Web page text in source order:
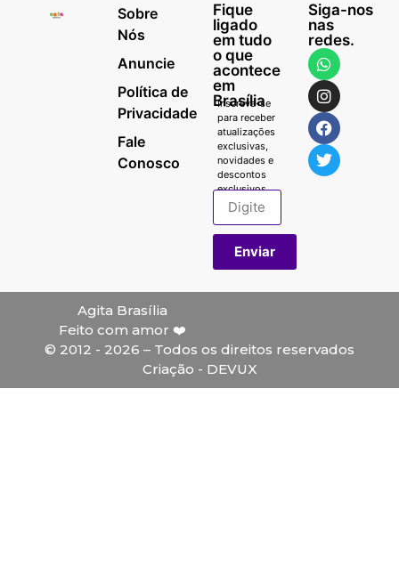
Sobre
Nós
Anuncie
Política de
Privacidade
Fale
Conosco
Fique
ligado
em tudo
o que
acontece
em
Brasília
Inscreva-se
para receber
atualizações
exclusivas,
novidades e
descontos
exclusivos.
Enviar
Siga-nos
nas
redes.
Agita Brasília
Feito com amor ❤️
© 2012 - 2026 – Todos os direitos reservados
Criação - DEVUX